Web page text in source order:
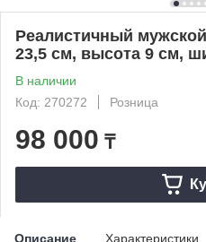
Реалистичный
23,5 см, высота 9 см,
В наличии
Код: 270272
Розница
98 000 ₸
Описание Характеристики